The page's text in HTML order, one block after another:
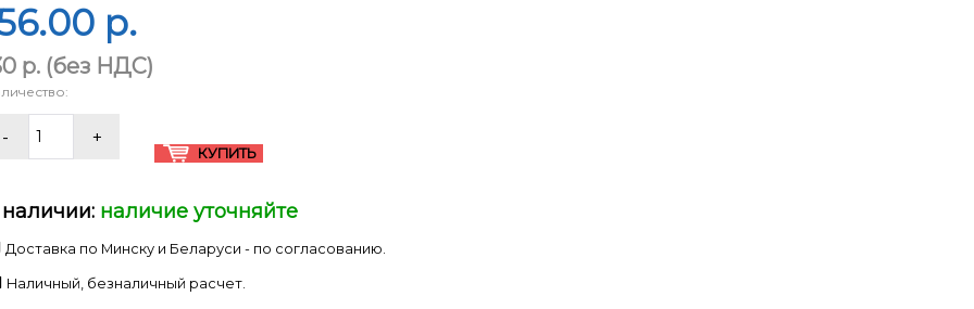
p.
p. (без НДС)
наличие уточняйте
Доставка по Минску и Беларуси - по согласованию.
Наличный, безналичный расчет.